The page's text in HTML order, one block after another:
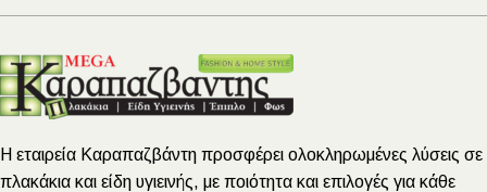
Η εταιρεία Καραπαζβάντη προσφέρει ολοκληρωμένες λύσεις σε
πλακάκια και είδη υγιεινής, με ποιότητα και επιλογές για κάθε